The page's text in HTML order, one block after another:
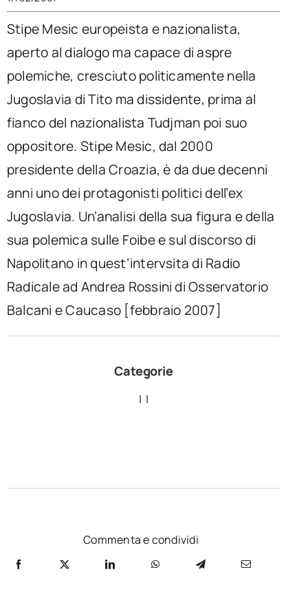
per:
Newsletter
Stipe Mesic europeista e nazionalista,
aperto al dialogo ma capace di aspre
polemiche, cresciuto politicamente nella
Jugoslavia di Tito ma dissidente, prima al
fianco del nazionalista Tudjman poi suo
oppositore. Stipe Mesic, dal 2000
presidente della Croazia, è da due decenni
anni uno dei protagonisti politici dell’ex
Jugoslavia. Un’analisi della sua figura e della
sua polemica sulle Foibe e sul discorso di
Napolitano in quest’intervsita di Radio
Radicale ad Andrea Rossini di Osservatorio
Balcani e Caucaso [febbraio 2007]
Categorie
| |
Commenta e condividi